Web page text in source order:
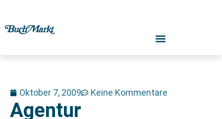
Oktober 7, 2009 Keine Kommentare
Agentur